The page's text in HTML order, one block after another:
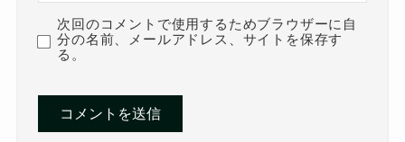
次回のコメントで使用するためブラウザーに自
分の名前、メールアドレス、サイトを保存す
る。